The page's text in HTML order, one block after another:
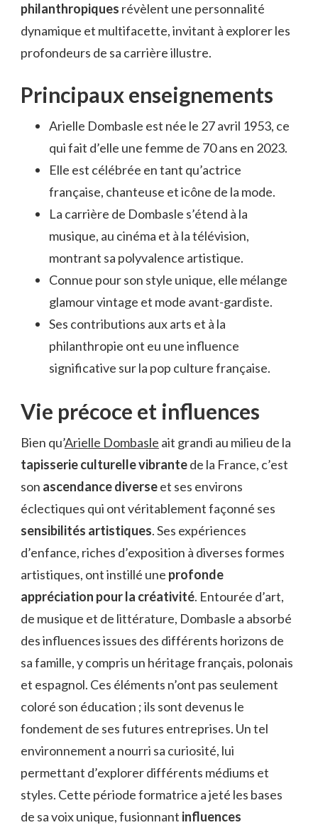
philanthropiques révèlent une personnalité
dynamique et multifacette, invitant à explorer les
profondeurs de sa carrière illustre.
Principaux enseignements
Arielle Dombasle est née le 27 avril 1953, ce
qui fait d’elle une femme de 70 ans en 2023.
Elle est célébrée en tant qu’actrice
française, chanteuse et icône de la mode.
La carrière de Dombasle s’étend à la
musique, au cinéma et à la télévision,
montrant sa polyvalence artistique.
Connue pour son style unique, elle mélange
glamour vintage et mode avant-gardiste.
Ses contributions aux arts et à la
philanthropie ont eu une influence
significative sur la pop culture française.
Vie précoce et influences
Bien qu’Arielle Dombasle ait grandi au milieu de la
tapisserie culturelle vibrantede la France, c’est
son ascendance diverseet ses environs
éclectiques qui ont véritablement façonné ses
sensibilités artistiques. Ses expériences
d’enfance, riches d’exposition à diverses formes
artistiques, ont instillé une profonde
appréciation pour la créativité. Entourée d’art,
de musique et de littérature, Dombasle a absorbé
des influences issues des différents horizons de
sa famille, y compris un héritage français, polonais
et espagnol. Ces éléments n’ont pas seulement
coloré son éducation ; ils sont devenus le
fondement de ses futures entreprises. Un tel
environnement a nourri sa curiosité, lui
permettant d’explorer différents médiums et
styles. Cette période formatrice a jeté les bases
de sa voix unique, fusionnant influences